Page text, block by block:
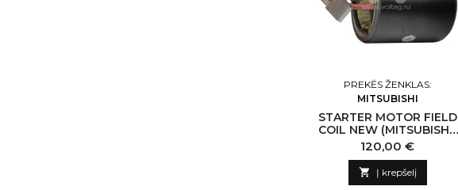
PREKĖS ŽENKLAS:
MITSUBISHI
STARTER MOTOR FIELD
COIL NEW (MITSUBISHI-
CN) -DKC N237832
MITSUBISHI-CN
Kaina
120,00 €
 Į krepšelį